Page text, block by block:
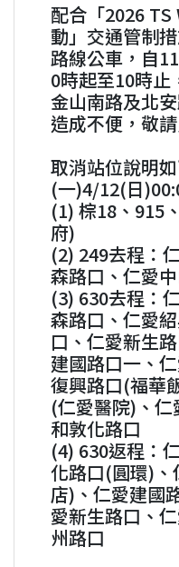
配合「2026
動」交通管制
路線公車，自
0時起至10時止
金山南路及北
造成不便，敬請
取消站位說明如
(一)4/12(日
(1) 棕18、915
府)
(2) 249去程：
森路口、仁愛
(3) 630去程：
森路口、仁愛
口、仁愛新生
建國路口一、
復興路口(福華
(仁愛醫院)、
和敦化路口
(4) 630返程：
化路口(圓環)
店)、仁愛建國
愛新生路口、
州路口